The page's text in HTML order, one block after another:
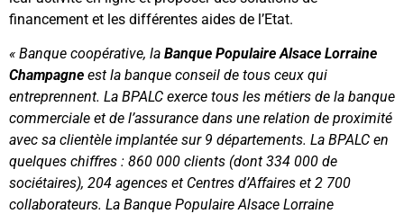
financement et les différentes aides de l’Etat.
« Banque coopérative, la Banque Populaire Alsace Lorraine
Champagne est la banque conseil de tous ceux qui
entreprennent. La BPALC exerce tous les métiers de la banque
commerciale et de l’assurance dans une relation de proximité
avec sa clientèle implantée sur 9 départements. La BPALC en
quelques chiffres : 860 000 clients (dont 334 000 de
sociétaires), 204 agences et Centres d’Affaires et 2 700
collaborateurs. La Banque Populaire Alsace Lorraine